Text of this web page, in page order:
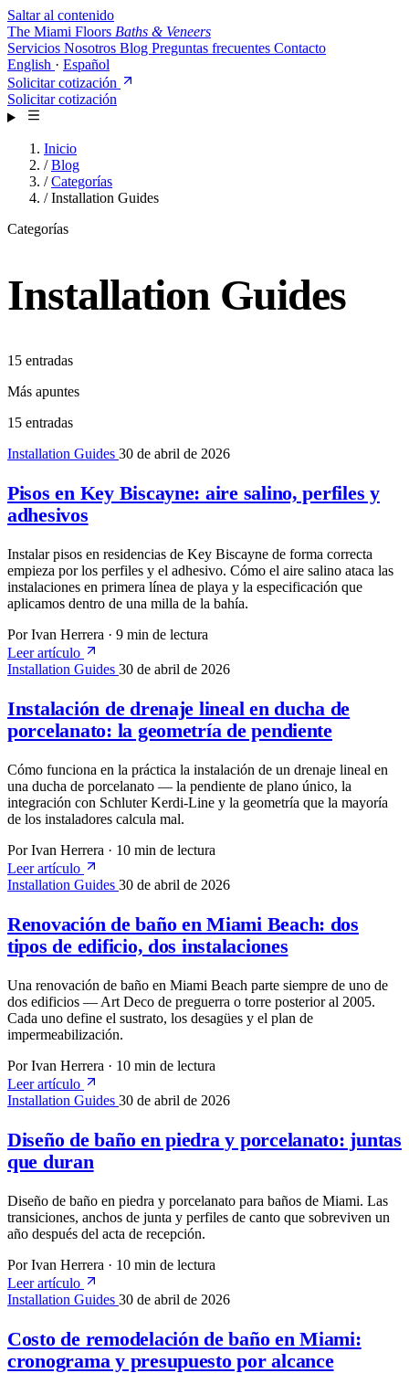
Saltar al contenido
The Miami Floors Baths & Veneers
Servicios Nosotros Blog Preguntas frecuentes Contacto
English · Español
Solicitar cotización
Solicitar cotización
Inicio
/ Blog
/ Categorías
/ Installation Guides
Categorías
Installation Guides
15 entradas
Más apuntes
15 entradas
Installation Guides 30 de abril de 2026
Pisos en Key Biscayne: aire salino, perfiles y
adhesivos
Instalar pisos en residencias de Key Biscayne de forma correcta
empieza por los perfiles y el adhesivo. Cómo el aire salino ataca las
instalaciones en primera línea de playa y la especificación que
aplicamos dentro de una milla de la bahía.
Por Ivan Herrera · 9 min de lectura
Leer artículo
Installation Guides 30 de abril de 2026
Instalación de drenaje lineal en ducha de
porcelanato: la geometría de pendiente
Cómo funciona en la práctica la instalación de un drenaje lineal en
una ducha de porcelanato — la pendiente de plano único, la
integración con Schluter Kerdi-Line y la geometría que la mayoría
de los instaladores calcula mal.
Por Ivan Herrera · 10 min de lectura
Leer artículo
Installation Guides 30 de abril de 2026
Renovación de baño en Miami Beach: dos
tipos de edificio, dos instalaciones
Una renovación de baño en Miami Beach parte siempre de uno de
dos edificios — Art Deco de preguerra o torre posterior al 2005.
Cada uno define el sustrato, los desagües y el plan de
impermeabilización.
Por Ivan Herrera · 10 min de lectura
Leer artículo
Installation Guides 30 de abril de 2026
Diseño de baño en piedra y porcelanato: juntas
que duran
Diseño de baño en piedra y porcelanato para baños de Miami. Las
transiciones, anchos de junta y perfiles de canto que sobreviven un
año después del acta de recepción.
Por Ivan Herrera · 10 min de lectura
Leer artículo
Installation Guides 30 de abril de 2026
Costo de remodelación de baño en Miami:
cronograma y presupuesto por alcance